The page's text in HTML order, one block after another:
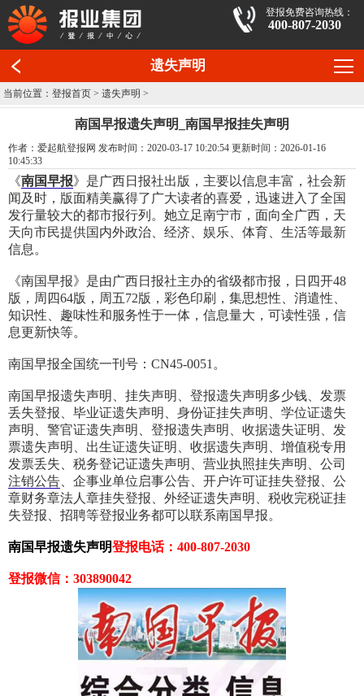
登报免费咨询热线：
400-807-2030
遗失声明
当前位置：登报首页 >遗失声明 >
南国早报遗失声明_南国早报挂失声明
作者：爱起航登报网 发布时间：2020-03-17 10:20:54 更新时间：2026-01-16
10:45:33
《南国早报》是广西日报社出版，主要以信息丰富，社会新
闻及时，版面精美赢得了广大读者的喜爱，迅速进入了全国
发行量较大的都市报行列。她立足南宁市，面向全广西，天
天向市民提供国内外政治、经济、娱乐、体育、生活等最新
信息。
《南国早报》是由广西日报社主办的省级都市报，日四开48
版，周四64版，周五72版，彩色印刷，集思想性、消遣性、
知识性、趣味性和服务性于一体，信息量大，可读性强，信
息更新快等。
南国早报全国统一刊号：CN45-0051。
南国早报遗失声明、挂失声明、登报遗失声明多少钱、发票
丢失登报、毕业证遗失声明、身份证挂失声明、学位证遗失
声明、警官证遗失声明、登报遗失声明、收据遗失证明、发
票遗失声明、出生证遗失证明、收据遗失声明、增值税专用
发票丢失、税务登记证遗失声明、营业执照挂失声明、公司
注销公告 、企事业单位启事公告、开户许可证挂失登报、公
章财务章法人章挂失登报、外经证遗失声明、税收完税证挂
失登报、招聘等登报业务都可以联系南国早报。
南国早报遗失声明登报电话：400-807-2030
登报微信：303890042